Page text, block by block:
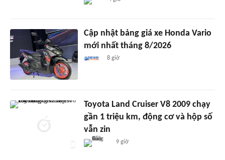
Cập nhật bảng giá xe Honda Vario
mới nhất tháng 8/2026
8 giờ
Toyota Land Cruiser V8 2009 chạy
gần 1 triệu km, động cơ và hộp số
vẫn zin
9 giờ